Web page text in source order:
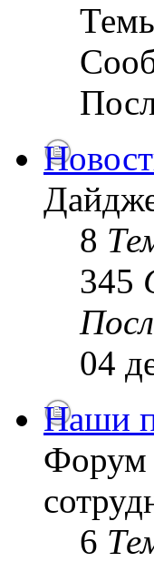
8
345
04
Наши
Форум
6